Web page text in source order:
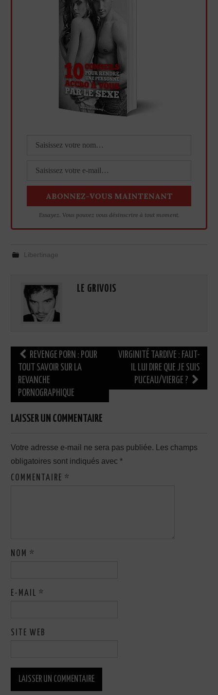
Essayez. Vous pouvez vous désinscrire à tout moment.
Libertinage
LE GRIVOIS
Navigation
des
articles
REVENGE PORN : POUR
TOUT SAVOIR SUR LA
REVANCHE
PORNOGRAPHIQUE
VIRGINITÉ TARDIVE : FAUT-
IL LUI DIRE QUE JE SUIS
PUCEAU/VIERGE ?
LAISSER UN COMMENTAIRE
Votre adresse e-mail ne sera pas publiée.
Les champs
obligatoires sont indiqués avec*
COMMENTAIRE*
NOM*
E-MAIL*
SITE WEB